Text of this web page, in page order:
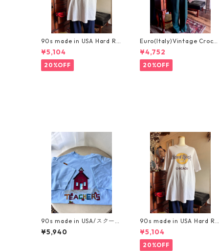
90s made in USA Hard Ro
ck Cafe Chicago XL /アメ
リカ製ヴィンテージハード
ロックカフェシカゴTシャツ
¥5,104
20%OFF
Euro(Italy)Vintage
t Embroidery Tshirt/イタ
リアヴィンテージ・お花刺
繍のデザイン半袖カットソ
ー
¥4,752
20%OFF
90s made in USA/スクー
ル・クレヨン・りんごのポ
ップなゆったりシルエットT
¥5,940
90s made in USA Hard Ro
ck Cafe Chicago XL /アメ
リカ製ヴィンテージハード
ロックカフェシカゴTシャツ
¥5,104
20%OFF